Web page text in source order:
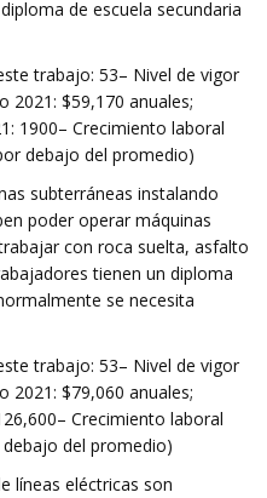
de escuela secundaria
trabajo: 53– Nivel de vigor
2021: $59,170 anuales;
1900– Crecimiento laboral
debajo del promedio)
subterráneas instalando
poder operar máquinas
con roca suelta, asfalto
tienen un diploma
se necesita
trabajo: 53– Nivel de vigor
2021: $79,060 anuales;
Crecimiento laboral
del promedio)
líneas eléctricas son